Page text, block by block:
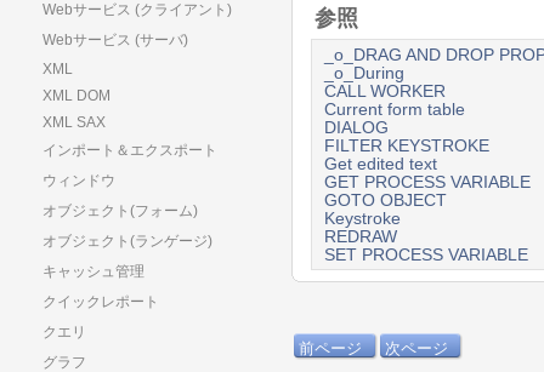
Webサービス (クライアント)
Webサービス (サーバ)
XML
XML DOM
XML SAX
インポート＆エクスポート
ウィンドウ
オブジェクト(フォーム)
オブジェクト(ランゲージ)
キャッシュ管理
クイックレポート
クエリ
グラフ
参照
_o_DRAG AND DROP
_o_During
CALL WORKER
Current form table
DIALOG
FILTER KEYSTROKE
Get edited text
GET PROCESS VARIABLE
GOTO OBJECT
Keystroke
REDRAW
SET PROCESS VARIABLE
前ページ 次ページ